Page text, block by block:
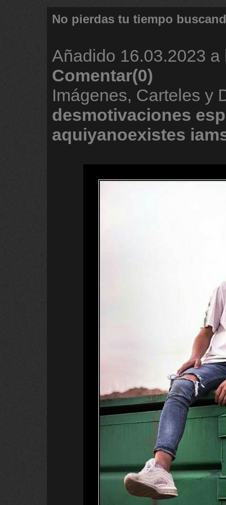
No pierdas tu tiempo
Añadido 16.03.2023 a
Comentar(0)
Imágenes, Carteles y
desmotivaciones
aquiyanoexistes